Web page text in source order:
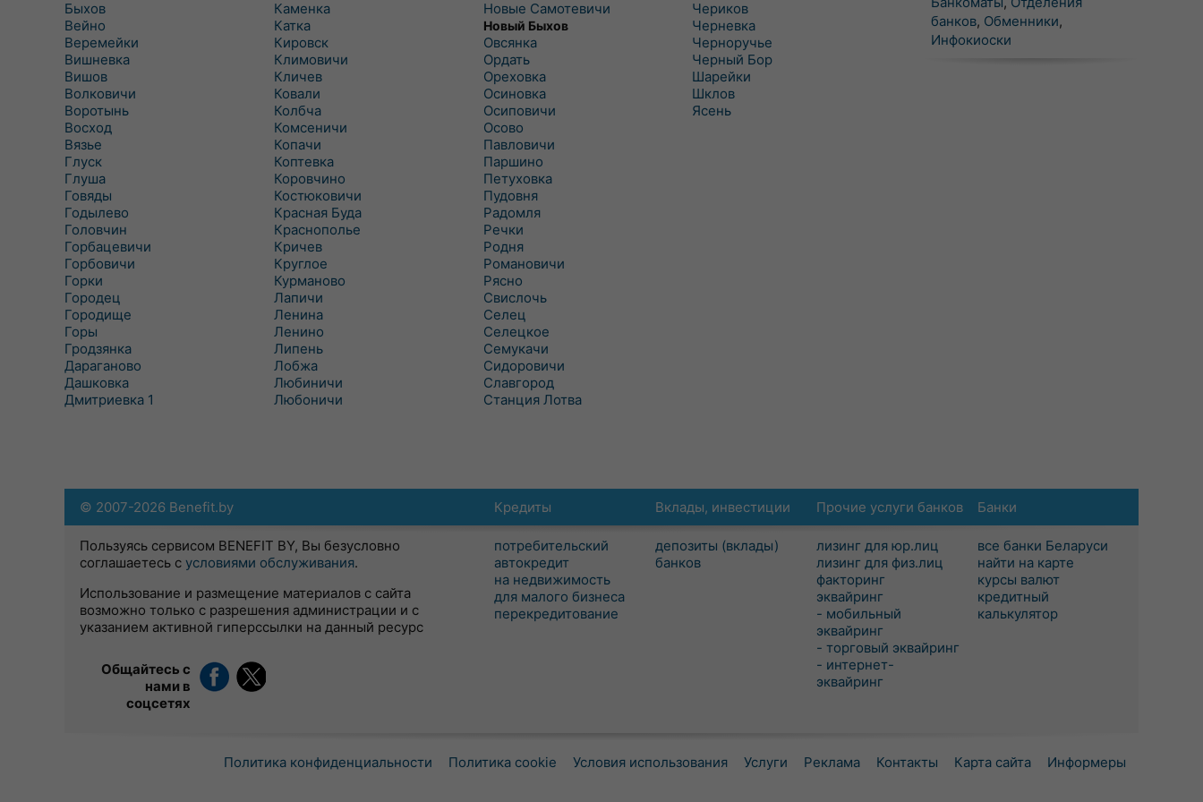
Быхов
Вейно
Веремейки
Вишневка
Вишов
Волковичи
Воротынь
Восход
Вязье
Глуск
Глуша
Говяды
Годылево
Головчин
Горбацевичи
Горбовичи
Горки
Городец
Городище
Горы
Гродзянка
Дараганово
Дашковка
Дмитриевка 1
Каменка
Катка
Кировск
Климовичи
Кличев
Ковали
Колбча
Комсеничи
Копачи
Коптевка
Коровчино
Костюковичи
Красная Буда
Краснополье
Кричев
Круглое
Курманово
Лапичи
Ленина
Ленино
Липень
Лобжа
Любиничи
Любоничи
Новые Самотевичи
Новый Быхов
Овсянка
Ордать
Ореховка
Осиновка
Осиповичи
Осово
Павловичи
Паршино
Петуховка
Пудовня
Радомля
Речки
Родня
Романовичи
Рясно
Свислочь
Селец
Селецкое
Семукачи
Сидоровичи
Славгород
Станция Лотва
Чериков
Черневка
Черноручье
Черный Бор
Шарейки
Шклов
Ясень
банков, Обменники,
Инфокиоски
Кредиты
потребительский
автокредит
на недвижимость
для малого бизнеса
перекредитование
Вклады, инвестиции
депозиты (вклады)
банков
Прочие услуги банков
лизинг для юр.лиц
лизинг для физ.лиц
факторинг
эквайринг
- мобильный
эквайринг
- торговый эквайринг
- интернет-
эквайринг
Банки
все банки Беларуси
найти на карте
курсы валют
кредитный
калькулятор
© 2007-2026 Benefit.by
Пользуясь сервисом BENEFIT BY, Вы безусловно
соглашаетесь с условиями обслуживания.
Использование и размещение материалов с сайта
возможно только с разрешения администрации и с
указанием активной гиперссылки на данный ресурс
Общайтесь с
нами в
соцсетях
Политика конфиденциальности Политика cookie Условия использования Услуги Реклама Контакты Карта сайта Информеры